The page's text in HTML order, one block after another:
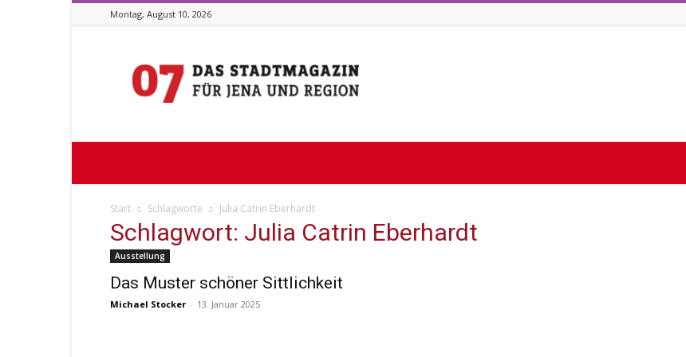
Montag, August 10, 2026
07
Start Schlagworte Julia Catrin Eberhardt
Schlagwort: Julia Catrin Eberhardt
Ausstellung
Das Muster schöner Sittlichkeit
Michael Stocker - 13. Januar 2025